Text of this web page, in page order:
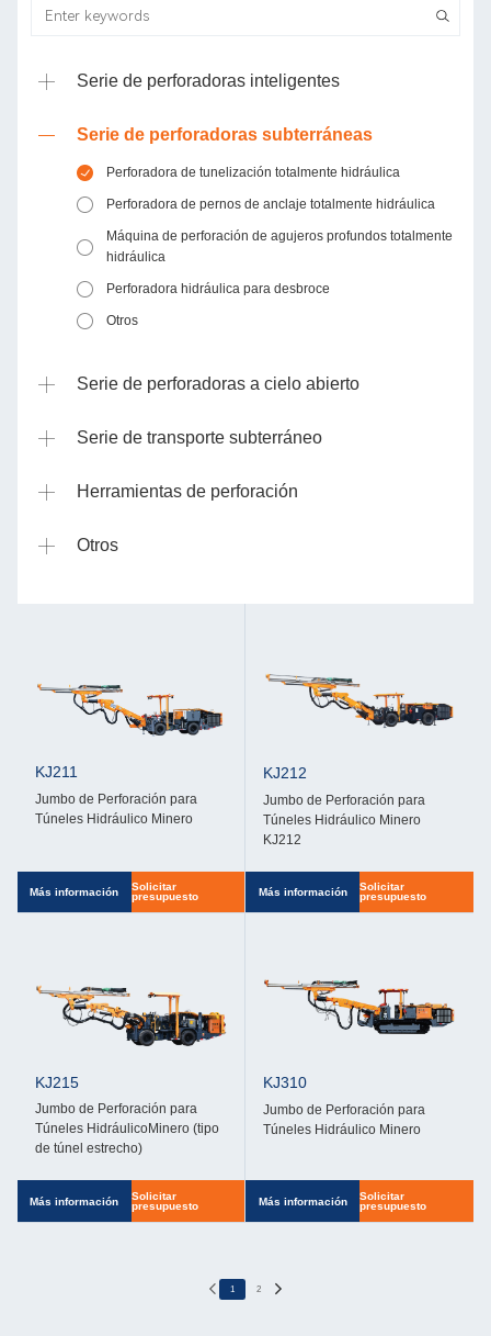
Serie de perforadoras inteligentes
Serie de perforadoras subterráneas
Perforadora de tunelización totalmente hidráulica
Perforadora de pernos de anclaje totalmente hidráulica
Máquina de perforación de agujeros profundos totalmente
hidráulica
Perforadora hidráulica para desbroce
Otros
Serie de perforadoras a cielo abierto
Serie de transporte subterráneo
Herramientas de perforación
Otros
KJ211
Jumbo de Perforación para
Túneles Hidráulico Minero
Más información
Solicitar
presupuesto
KJ212
Jumbo de Perforación para
Túneles Hidráulico Minero
KJ212
Más información
Solicitar
presupuesto
KJ215
Jumbo de Perforación para
Túneles HidráulicoMinero (tipo
de túnel estrecho)
Más información
Solicitar
presupuesto
KJ310
Jumbo de Perforación para
Túneles Hidráulico Minero
Más información
Solicitar
presupuesto
1 2